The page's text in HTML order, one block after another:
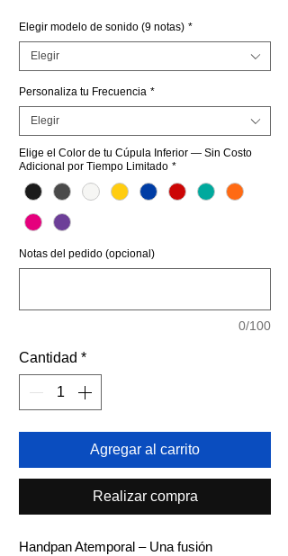
Elegir modelo de sonido (9 notas) *
Elegir
Personaliza tu Frecuencia *
Elegir
Elige el Color de tu Cúpula Inferior — Sin Costo
Adicional por Tiempo Limitado *
Notas del pedido (opcional)
0/100
Cantidad *
Agregar al carrito
Realizar compra
Handpan Atemporal – Una fusión